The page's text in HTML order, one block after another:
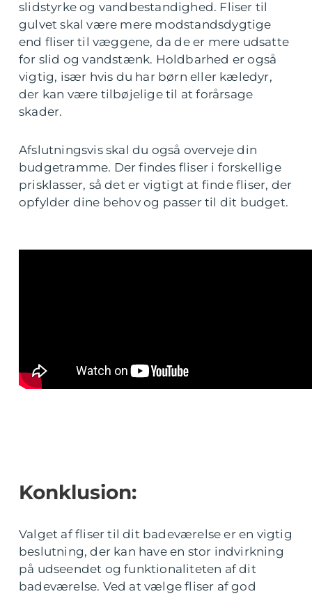
slidstyrke og vandbestandighed. Fliser til
gulvet skal være mere modstandsdygtige
end fliser til væggene, da de er mere udsatte
for slid og vandstænk. Holdbarhed er også
vigtig, især hvis du har børn eller kæledyr,
der kan være tilbøjelige til at forårsage
skader.
Afslutningsvis skal du også overveje din
budgetramme. Der findes fliser i forskellige
prisklasser, så det er vigtigt at finde fliser, der
opfylder dine behov og passer til dit budget.
Konklusion:
Valget af fliser til dit badeværelse er en vigtig
beslutning, der kan have en stor indvirkning
på udseendet og funktionaliteten af dit
badeværelse. Ved at vælge fliser af god